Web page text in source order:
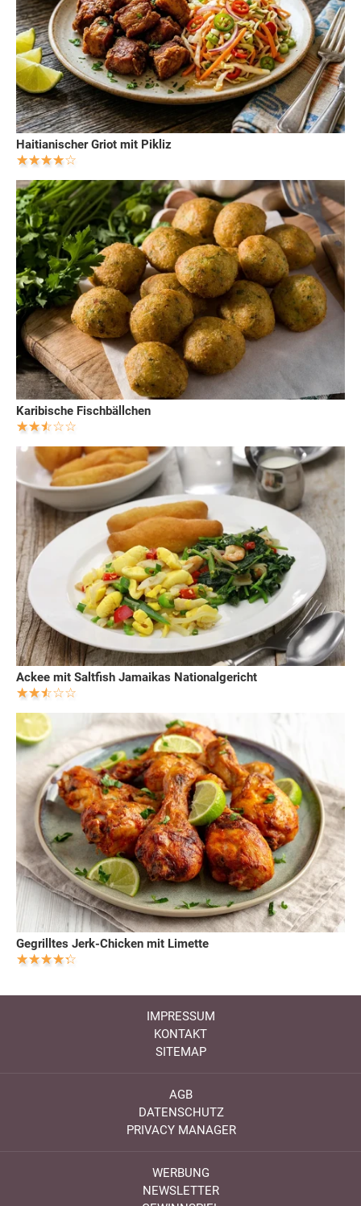
Haitianischer Griot mit Pikliz
Karibische Fischbällchen
Ackee mit Saltfish Jamaikas Nationalgericht
Gegrilltes Jerk-Chicken mit Limette
IMPRESSUM
KONTAKT
SITEMAP
AGB
DATENSCHUTZ
PRIVACY MANAGER
WERBUNG
NEWSLETTER